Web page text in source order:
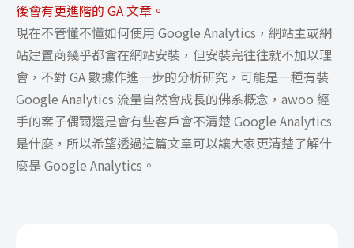
後會有更進階的 GA 文章。
現在不管懂不懂如何使用 Google Analytics，網站主或網
站建置商幾乎都會在網站安裝，但安裝完往往就不加以理
會，不對 GA 數據作進一步的分析研究，可能是一種有裝
Google Analytics 流量自然會成長的佛系概念，awoo 經
手的案子偶爾還是會有些客戶會不清楚 Google Analytics
是什麼，所以希望透過這篇文章可以讓大家更清楚了解什
麼是 Google Analytics。